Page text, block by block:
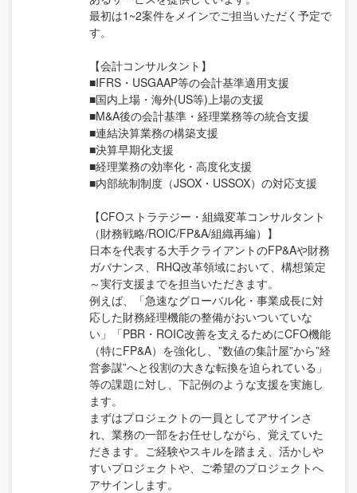
最初は1~2案件をメインでご担当いただく予定で
す。
【会計コンサルタント】
■IFRS・USGAAP等の会計基準適用支援
■国内上場・海外(US等)上場の支援
■M&A後の会計基準・経理業務等の統合支援
■連結決算業務の構築支援
■決算早期化支援
■経理業務の効率化・高度化支援
■内部統制制度（JSOX・USSOX）の対応支援
【CFOストラテジー・組織変革コンサルタント
（財務戦略/ROIC/FP&A/組織再編）】
日本を代表する大手クライアントのFP&Aや財務
ガバナンス、RHQ改革領域において、構想策定
～実行支援までを担当いただきます。
例えば、「急速なグローバル化・事業成長に対
応した財務経理機能の整備がおいついていな
い」「PBR・ROIC改善を支えるためにCFO機能
（特にFP&A）を強化し、”数値の集計屋”から”経
営参謀”へと役割の大きな転換を迫られている」
等の課題に対し、下記例のような支援を実施し
ます。
まずはプロジェクトの一員としてアサインさ
れ、業務の一部をお任せしながら、覚えていた
だきます。ご経験やスキルを踏まえ、活かしや
すいプロジェクトや、ご希望のプロジェクトへ
アサインします。